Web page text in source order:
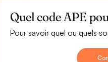
Quel code APE
Pour savoir quel ou quels